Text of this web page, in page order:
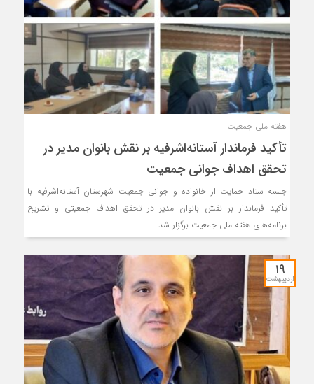
هفته ملی جمعیت
تأکید فرماندار آستانه‌اشرفیه بر نقش بانوان مدیر در
تحقق اهداف جوانی جمعیت
جلسه ستاد حمایت از خانواده و جوانی جمعیت شهرستان آستانه‌اشرفیه با
تأکید فرماندار بر نقش بانوان مدیر در تحقق اهداف جمعیتی و تشریح
برنامه‌های هفته ملی جمعیت برگزار شد.
۱۹
اردیبهشت